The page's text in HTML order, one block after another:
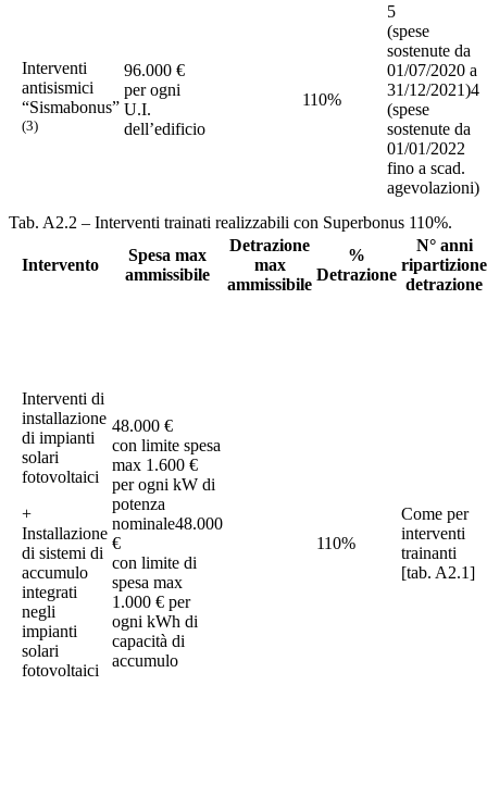
Interventi
antisismici
“Sismabonus”
(3)
96.000 €
per ogni
U.I.
dell’edificio
110%
5
(spese
sostenute da
01/07/2020 a
31/12/2021)4
(spese
sostenute da
01/01/2022
fino a scad.
agevolazioni)
Tab. A2.2 – Interventi trainati realizzabili con Superbonus 110%.
Intervento
Spesa max
ammissibile
Detrazione
max
ammissibile
%
Detrazione
N° anni
ripartizione
detrazione
Interventi di
installazione
di impianti
solari
fotovoltaici
+
Installazione
di sistemi di
accumulo
integrati
negli
impianti
solari
fotovoltaici
48.000 €
con limite spesa
max 1.600 €
per ogni kW di
potenza
nominale48.000
€
con limite di
spesa max
1.000 € per
ogni kWh di
capacità di
accumulo
110%
Come per
interventi
trainanti
[tab. A2.1]